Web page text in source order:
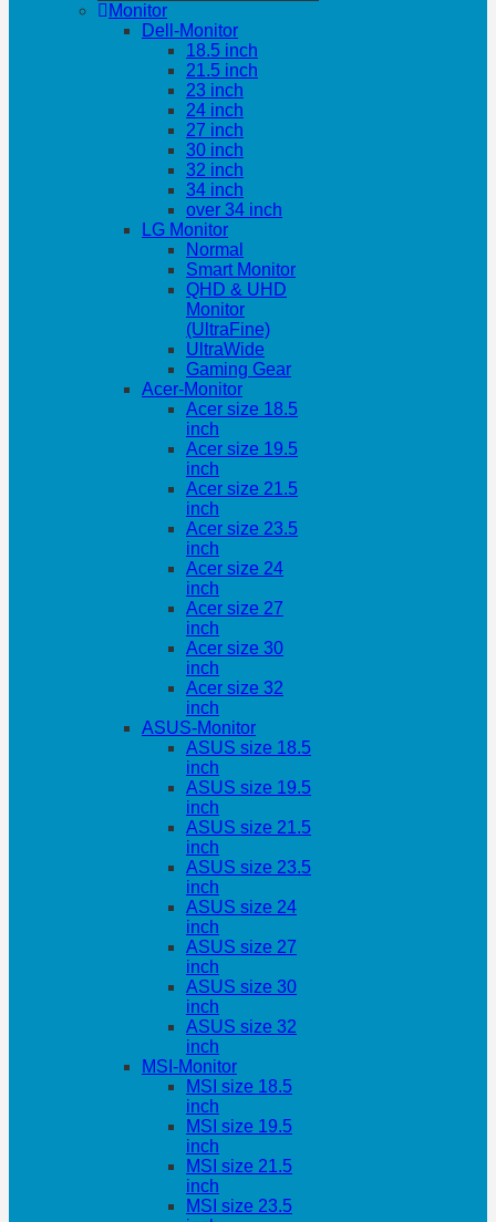
Monitor
Dell-Monitor
18.5 inch
21.5 inch
23 inch
24 inch
27 inch
30 inch
32 inch
34 inch
over 34 inch
LG Monitor
Normal
Smart Monitor
QHD & UHD
Monitor
(UltraFine)
UltraWide
Gaming Gear
Acer-Monitor
Acer size 18.5
inch
Acer size 19.5
inch
Acer size 21.5
inch
Acer size 23.5
inch
Acer size 24
inch
Acer size 27
inch
Acer size 30
inch
Acer size 32
inch
ASUS-Monitor
ASUS size 18.5
inch
ASUS size 19.5
inch
ASUS size 21.5
inch
ASUS size 23.5
inch
ASUS size 24
inch
ASUS size 27
inch
ASUS size 30
inch
ASUS size 32
inch
MSI-Monitor
MSI size 18.5
inch
MSI size 19.5
inch
MSI size 21.5
inch
MSI size 23.5